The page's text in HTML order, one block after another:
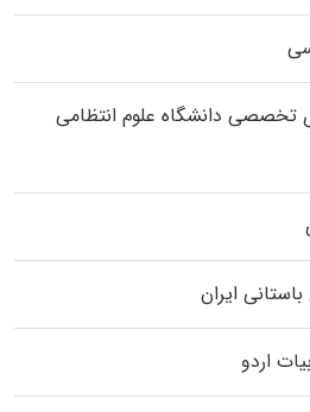
تخصصی داﻧﺸﮕﺎه ﻋﻠﻮم انتظامی
ایران
اردو